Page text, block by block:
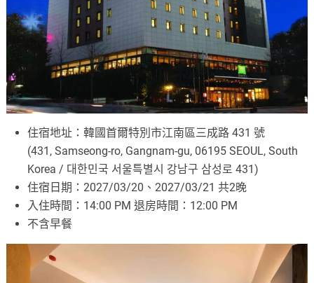
住宿地址：韓國首爾特別市江南區三成路 431 號
(431, Samseong-ro, Gangnam-gu, 06195 SEOUL, South
Korea / 대한민국 서울특별시 강남구 삼성로 431)
住宿日期：2027/03/20、2027/03/21 共2晚
入住時間：14:00 PM 退房時間：12:00 PM
不含早餐